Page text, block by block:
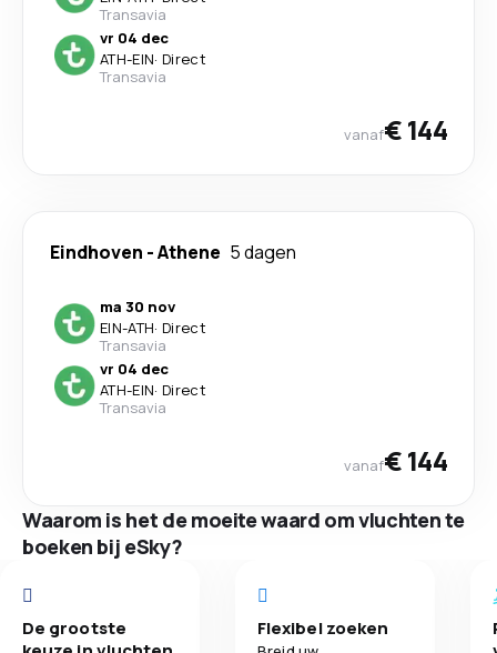
Transavia
vr 04 dec
ATH-EIN· Direct
Transavia
vanaf€ 144
Eindhoven -Athene 5 dagen
ma 30 nov
EIN-ATH· Direct
Transavia
vr 04 dec
ATH-EIN· Direct
Transavia
vanaf€ 144
Waarom is het de moeite waard om vluchten te
boeken bij eSky?
De grootste
Flexibel zoeken